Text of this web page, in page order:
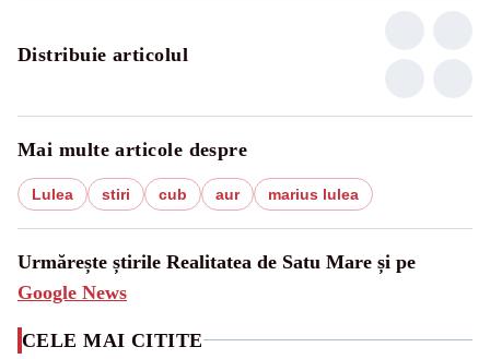
Distribuie articolul
Mai multe articole despre
Lulea stiri cub aur marius lulea
Urmărește știrile Realitatea de Satu Mare și pe
Google News
CELE MAI CITITE